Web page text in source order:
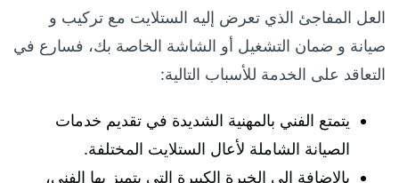
العل المفاجئ الذي تعرض إليه الستلايت مع تركيب و
صيانة و ضمان التشغيل أو الشاشة الخاصة بك، فسارع في
التعاقد على الخدمة للأسباب التالية:
يتمتع الفني بالمهنية الشديدة في تقديم خدمات
الصيانة الشاملة لأعال الستلايت المختلفة.
بالإضافة إلى الخبرة الكبيرة التي يتميز بها الفني،